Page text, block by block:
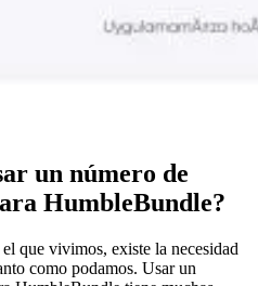
un número de
HumbleBundle?
que vivimos, existe la necesidad
como podamos. Usar un